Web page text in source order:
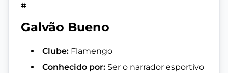
#
Galvão Bueno
Clube: Flamengo
Conhecido por: Ser o narrador esportivo